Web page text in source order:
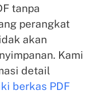
tanpa
perangkat
akan
Kami
detail
berkas PDF